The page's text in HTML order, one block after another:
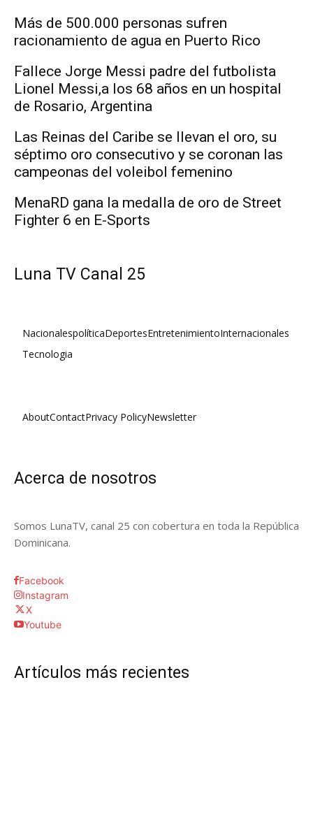
Más de 500.000 personas sufren
racionamiento de agua en Puerto Rico
Fallece Jorge Messi padre del futbolista
Lionel Messi,a los 68 años en un hospital
de Rosario, Argentina
Las Reinas del Caribe se llevan el oro, su
séptimo oro consecutivo y se coronan las
campeonas del voleibol femenino
MenaRD gana la medalla de oro de Street
Fighter 6 en E-Sports
Luna TV Canal 25
NacionalespolíticaDeportesEntretenimientoInternacionales
Tecnologia
AboutContactPrivacy PolicyNewsletter
Acerca de nosotros
Somos LunaTV, canal 25 con cobertura en toda la República
Dominicana.
Facebook
Instagram
X
Youtube
Artículos más recientes